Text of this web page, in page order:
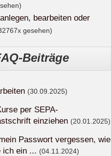
bearbeiten oder
gesehen)
Beiträge
(30.09.2025)
per SEPA-
einziehen (20.01.2025)
Passwort vergessen, wie
ich ein ... (04.11.2024)